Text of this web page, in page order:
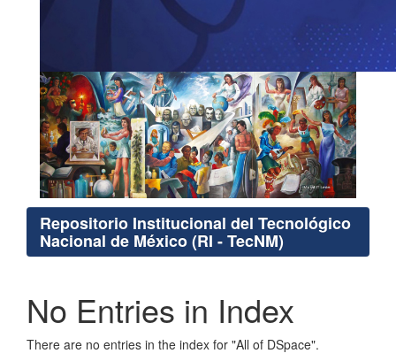
Repositorio Institucional del Tecnológico
Nacional de México (RI - TecNM)
No Entries in Index
There are no entries in the index for "All of DSpace".